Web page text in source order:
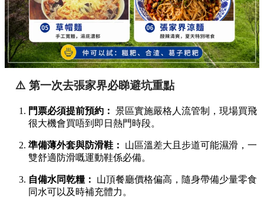
⚠️ 第一次去張家界必睇避坑重點
門票必須提前預約： 景區實施嚴格人流管制，現場買飛
很大機會買唔到即日熱門時段。
準備薄外套與防滑鞋：
山區溫差大且步道可能濕滑，一
雙舒適防滑嘅運動鞋係必備。
自備水同乾糧：
山頂餐廳價格偏高，隨身帶備少量零食
同水可以及時補充體力。